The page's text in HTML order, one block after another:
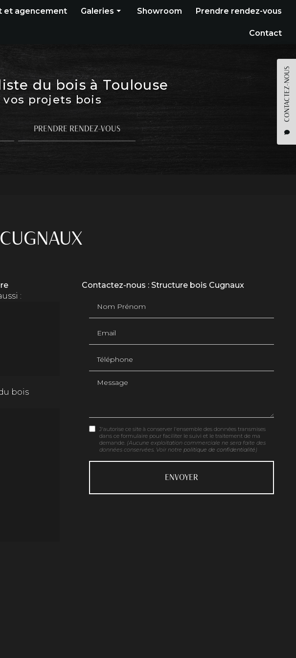
CONTACTEZ-NOUS
et agencement Galeries
Pergola
Parquet
Showroom Prendre rendez-vous
Contact
du bois à Toulouse
projets bois
PRENDRE RENDEZ-VOUS
:
bois
Contactez-nous : Structure bois Cugnaux
Message
J'autorise ce site à conserver l'ensemble des données transmises
dans ce formulaire pour faciliter le suivi et le traitement de ma
demande. (Aucune exploitation commerciale ne sera faite des
données conservées. Voir notre politique de confidentialité )